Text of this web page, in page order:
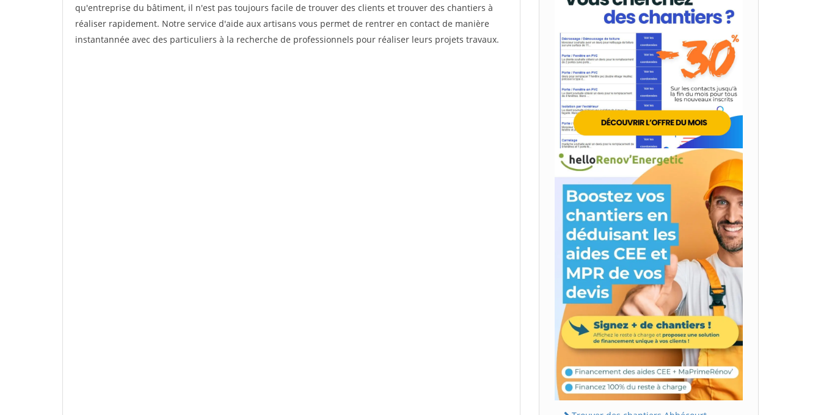
qu'entreprise du bâtiment, il n'est pas toujours facile de trouver des clients et trouver des chantiers à
réaliser rapidement. Notre service d'aide aux artisans vous permet de rentrer en contact de manière
instantannée avec des particuliers à la recherche de professionnels pour réaliser leurs projets travaux.